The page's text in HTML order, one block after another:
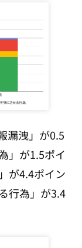
漏洩」が0.5
」が1.5ポイ
が4.4ポイン
行為」が3.4